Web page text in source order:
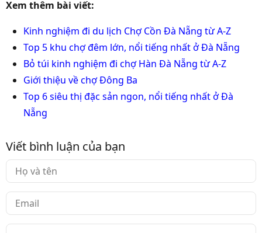
Xem thêm bài viết:
Kinh nghiệm đi du lịch Chợ Cồn Đà Nẵng từ A-Z
Top 5 khu chợ đêm lớn, nổi tiếng nhất ở Đà Nẵng
Bỏ túi kinh nghiệm đi chợ Hàn Đà Nẵng từ A-Z
Giới thiệu về chợ Đông Ba
Top 6 siêu thị đặc sản ngon, nổi tiếng nhất ở Đà
Nẵng
Viết bình luận của bạn